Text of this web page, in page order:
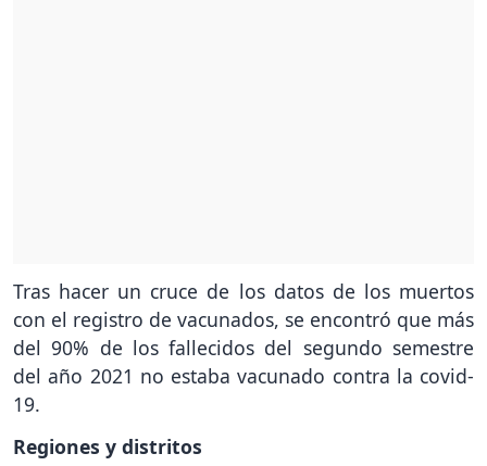
Tras hacer un cruce de los datos de los muertos
con el registro de vacunados, se encontró que más
del 90% de los fallecidos del segundo semestre
del año 2021 no estaba vacunado contra la covid-
19.
Regiones y distritos